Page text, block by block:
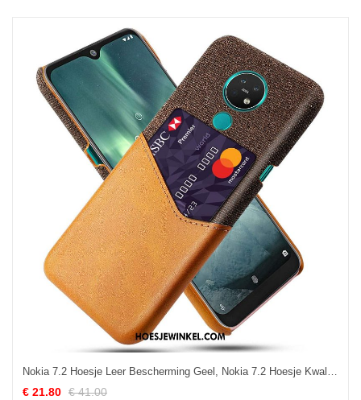
Nokia 7.2 Hoesje Leer Bescherming Geel, Nokia 7.2 Hoesje Kwaliteit Hoes
€ 21.80 € 41.00